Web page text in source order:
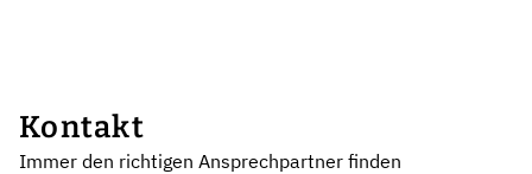
Kontakt
Immer den richtigen Ansprechpartner finden